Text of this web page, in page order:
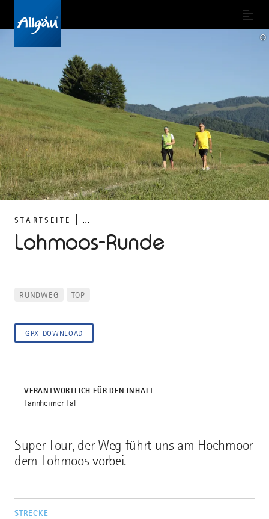
Menu
STARTSEITE ...
Lohmoos-Runde
©
Super Tour, der Weg führt uns am Hochmoor
dem Lohmoos vorbei.
STRECKE
RUNDWEG TOP
GPX-DOWNLOAD
VERANTWORTLICH FÜR DEN INHALT
Tannheimer Tal